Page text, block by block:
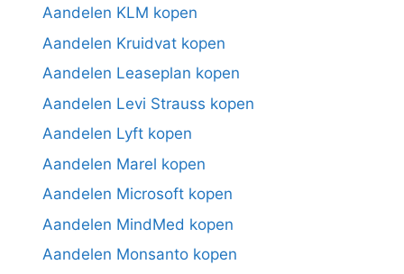
Aandelen KLM kopen
Aandelen Kruidvat kopen
Aandelen Leaseplan kopen
Aandelen Levi Strauss kopen
Aandelen Lyft kopen
Aandelen Marel kopen
Aandelen Microsoft kopen
Aandelen MindMed kopen
Aandelen Monsanto kopen